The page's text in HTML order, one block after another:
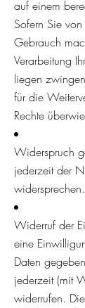
auf einem
Sofern Sie
Gebrauch
Verarbeitung
liegen
für die
Rechte
Widerspruch
jederzeit der
widersprechen.
Widerruf der
eine
Daten
jederzeit (mit
widerrufen.